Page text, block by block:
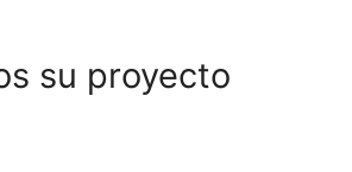
su proyecto